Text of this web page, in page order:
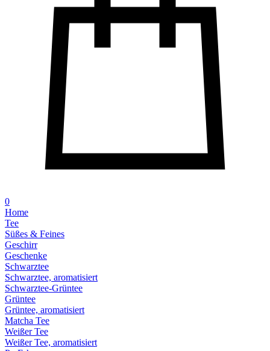
0
Home
Tee
Süßes & Feines
Geschirr
Geschenke
Schwarztee
Schwarztee, aromatisiert
Schwarztee-Grüntee
Grüntee
Grüntee, aromatisiert
Matcha Tee
Weißer Tee
Weißer Tee, aromatisiert